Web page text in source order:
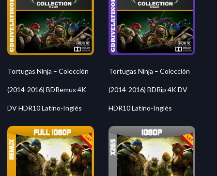
Tortugas Ninja – Colección
(2014-2016) BDRemux 4K
DV HDR10 Latino-Inglés
Tortugas Ninja – Colección
(2014-2016) BDRip 4K DV
HDR10 Latino-Inglés